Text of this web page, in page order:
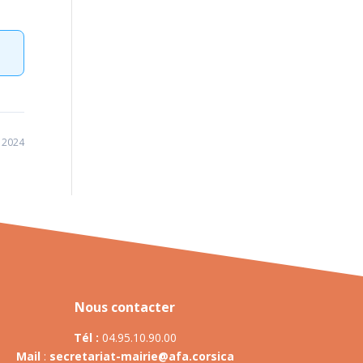
Nous contacter
Tél : 04.95.10.90.00
Mail : secretariat-mairie@afa.corsica